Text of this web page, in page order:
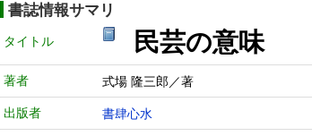
書誌情報サマリ
タイトル 民芸の
著者 式場 隆三郎／著
出版者 書肆心水